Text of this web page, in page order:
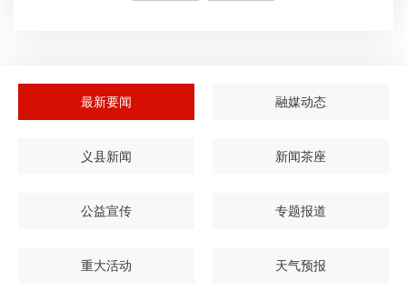
最新要闻 融媒动态
义县新闻 新闻茶座
公益宣传 专题报道
重大活动 天气预报